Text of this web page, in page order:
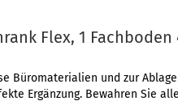
Flex, 1 Fachboden
Büromaterialien und zur
Ergänzung. Bewahren Sie